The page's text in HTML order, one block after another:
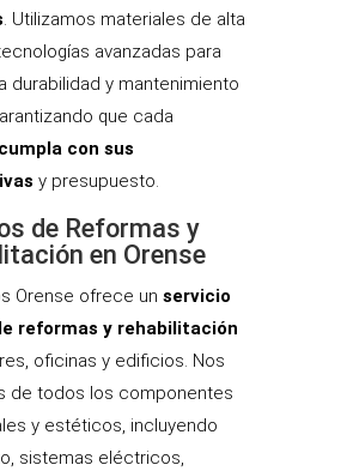
. Utilizamos materiales de alta
avanzadas para
durabilidad y mantenimiento
que cada
cumpla con sus
y presupuesto.
de Reformas y
en Orense
Orense ofrece un servicio
reformas y rehabilitación
oficinas y edificios. Nos
de todos los componentes
y estéticos, incluyendo
sistemas eléctricos,